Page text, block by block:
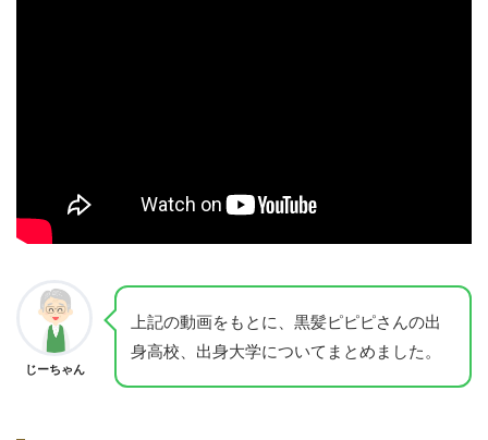
じーちゃん
上記の動画をもとに、黒髪ピピピさんの出
身高校、出身大学についてまとめました。